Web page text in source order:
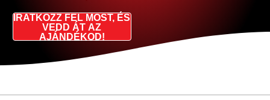
IRATKOZZ FEL MOST, ÉS
VEDD ÁT AZ
AJÁNDÉKOD!